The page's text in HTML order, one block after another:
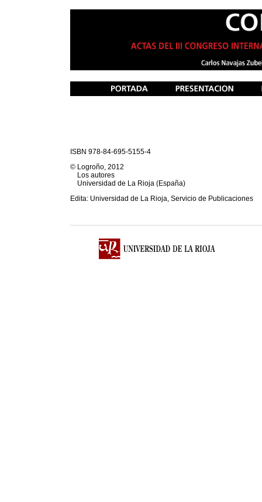
ISBN 978-84-695-5155-4
© Logroño, 2012
Los autores
Universidad de La Rioja (España)
Edita: Universidad de La Rioja, Servicio de Publicaciones